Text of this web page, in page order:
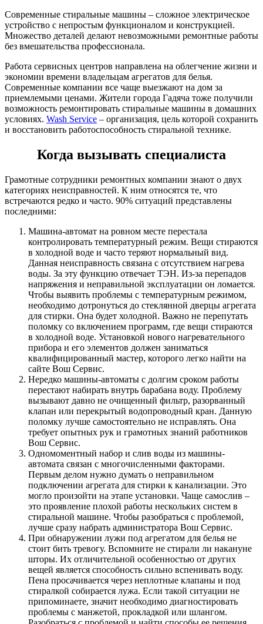
Современные стиральные машины – сложное электрическое
устройство с непростым функционалом и конструкцией.
Множество деталей делают невозможными ремонтные работы
без вмешательства профессионала.
Работа сервисных центров направлена на облегчение жизни и
экономии времени владельцам агрегатов для белья.
Современные компании все чаще выезжают на дом за
приемлемыми ценами. Жители города Гадяча тоже получили
возможность ремонтировать стиральные машины в домашних
условиях. Wash Service – организация, цель которой сохранить
и восстановить работоспособность стиральной технике.
Когда вызывать специалиста
Грамотные сотрудники ремонтных компании знают о двух
категориях неисправностей. К ним относятся те, что
встречаются редко и часто. 90% ситуаций представлены
последними:
Машина-автомат на ровном месте перестала
контролировать температурный режим. Вещи стираются
в холодной воде и часто теряют нормальный вид.
Данная неисправность связана с отсутствием нагрева
воды. За эту функцию отвечает ТЭН. Из-за перепадов
напряжения и неправильной эксплуатации он ломается.
Чтобы выявить проблемы с температурным режимом,
необходимо дотронуться до стеклянной дверцы агрегата
для стирки. Она будет холодной. Важно не перепутать
поломку со включением программ, где вещи стираются
в холодной воде. Установкой нового нагревательного
прибора и его элементов должен заниматься
квалифицированный мастер, которого легко найти на
сайте Вош Сервис.
Нередко машины-автоматы с долгим сроком работы
перестают набирать внутрь барабана воду. Проблему
вызывают давно не очищенный фильтр, разорванный
клапан или перекрытый водопроводный кран. Данную
поломку лучше самостоятельно не исправлять. Она
требует опытных рук и грамотных знаний работников
Вош Сервис.
Одномоментный набор и слив воды из машины-
автомата связан с многочисленными факторами.
Первым делом нужно думать о неправильном
подключении агрегата для стирки к канализации. Это
могло произойти на этапе установки. Чаще самослив –
это проявление плохой работы нескольких систем в
стиральной машине. Чтобы разобраться с проблемой,
лучше сразу набрать администратора Вош Сервис.
При обнаружении лужи под агрегатом для белья не
стоит бить тревогу. Вспомните не стирали ли накануне
шторы. Их отличительной особенностью от других
вещей является способность сильно вспенивать воду.
Пена просачивается через неплотные клапаны и под
стиралкой собирается лужа. Если такой ситуации не
припоминаете, значит необходимо диагностировать
проблемы с манжетой, прокладкой или шлангом.